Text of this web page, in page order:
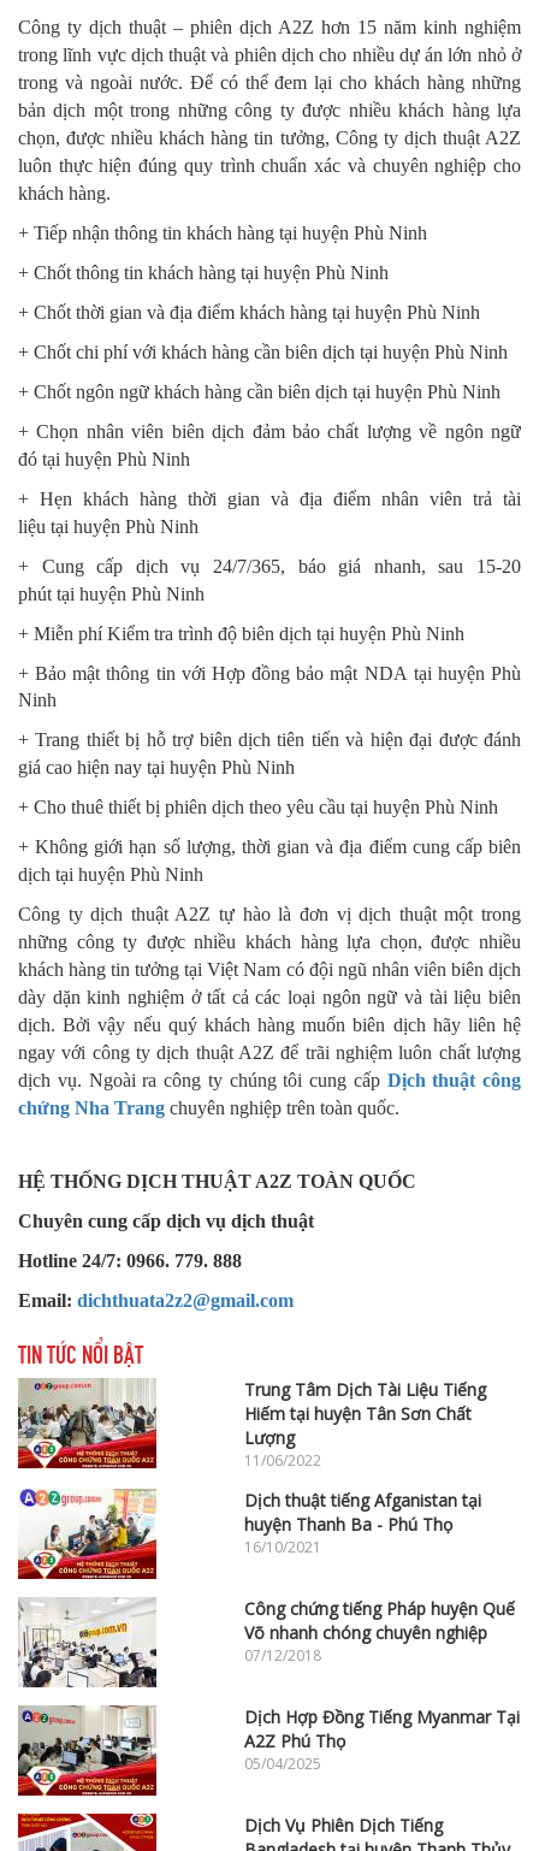
Công ty dịch thuật – phiên dịch A2Z hơn 15 năm kinh nghiệm
trong lĩnh vực dịch thuật và phiên dịch cho nhiều dự án lớn nhỏ ở
trong và ngoài nước. Để có thể đem lại cho khách hàng những
bản dịch một trong những công ty được nhiều khách hàng lựa
chọn, được nhiều khách hàng tin tưởng, Công ty dịch thuật A2Z
luôn thực hiện đúng quy trình chuẩn xác và chuyên nghiệp cho
khách hàng.
+ Tiếp nhận thông tin khách hàng tại huyện Phù Ninh
+ Chốt thông tin khách hàng tại huyện Phù Ninh
+ Chốt thời gian và địa điểm khách hàng tại huyện Phù Ninh
+ Chốt chi phí với khách hàng cần biên dịch tại huyện Phù Ninh
+ Chốt ngôn ngữ khách hàng cần biên dịch tại huyện Phù Ninh
+ Chọn nhân viên biên dịch đảm bảo chất lượng về ngôn ngữ
đó tại huyện Phù Ninh
+ Hẹn khách hàng thời gian và địa điểm nhân viên trả tài
liệu tại huyện Phù Ninh
+ Cung cấp dịch vụ 24/7/365, báo giá nhanh, sau 15-20
phút tại huyện Phù Ninh
+ Miễn phí Kiểm tra trình độ biên dịch tại huyện Phù Ninh
+ Bảo mật thông tin với Hợp đồng bảo mật NDA tại huyện Phù
Ninh
+ Trang thiết bị hỗ trợ biên dịch tiên tiến và hiện đại được đánh
giá cao hiện nay tại huyện Phù Ninh
+ Cho thuê thiết bị phiên dịch theo yêu cầu tại huyện Phù Ninh
+ Không giới hạn số lượng, thời gian và địa điểm cung cấp biên
dịch tại huyện Phù Ninh
Công ty dịch thuật A2Z tự hào là đơn vị dịch thuật một trong
những công ty được nhiều khách hàng lựa chọn, được nhiều
khách hàng tin tưởng tại Việt Nam có đội ngũ nhân viên biên dịch
dày dặn kinh nghiệm ở tất cả các loại ngôn ngữ và tài liệu biên
dịch. Bởi vậy nếu quý khách hàng muốn biên dịch hãy liên hệ
ngay với công ty dịch thuật A2Z để trãi nghiệm luôn chất lượng
dịch vụ. Ngoài ra công ty chúng tôi cung cấp Dịch thuật công
chứng Nha Trang chuyên nghiệp trên toàn quốc.
HỆ THỐNG DỊCH THUẬT A2Z TOÀN QUỐC
Chuyên cung cấp dịch vụ dịch thuật
Hotline 24/7: 0966. 779. 888
Email: dichthuata2z2@gmail.com
TIN TỨC NỔI BẬT
Trung Tâm Dịch Tài Liệu Tiếng
Hiếm tại huyện Tân Sơn Chất
Lượng
11/06/2022
Dịch thuật tiếng Afganistan tại
huyện Thanh Ba - Phú Thọ
16/10/2021
Công chứng tiếng Pháp huyện Quế
Võ nhanh chóng chuyên nghiệp
07/12/2018
Dịch Hợp Đồng Tiếng Myanmar Tại
A2Z Phú Thọ
05/04/2025
Dịch Vụ Phiên Dịch Tiếng